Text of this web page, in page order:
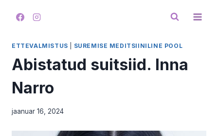
ETTEVALMISTUS SUREMISE MEDITSIINILINE POOL
Abistatud suitsiid. Inna
Narro
jaanuar 16, 2024